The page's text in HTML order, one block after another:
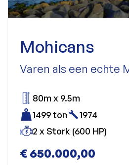
Mohicans
Varen als een echte
€ 650.000,00
80m x 9.5m
1499 ton
1974
2 x Stork (600 HP)